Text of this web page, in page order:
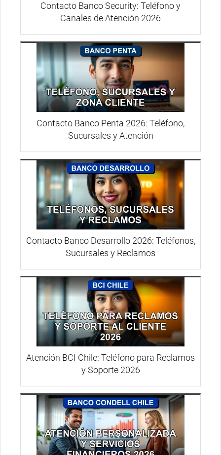
Contacto Banco Security: Teléfono y
Canales de Atención 2026
Contacto Banco Penta 2026: Teléfono,
Sucursales y Atención
Contacto Banco Desarrollo 2026: Teléfonos,
Sucursales y Reclamos
Atención BCI Chile: Teléfono para Reclamos
y Soporte 2026